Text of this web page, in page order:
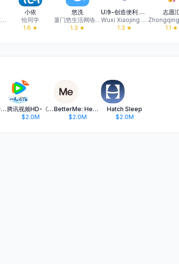
湖南嘉杰信息技术有限公司
小依
恰同学
1.6 ★
悠洗
厦门悠生活网络科技
1.3 ★
U净-创造便利 传递快乐
Wuxi Xiaojing Sharing Network Technology Co., Ltd
1.3 ★
志愿
1.1 ★
Hulu / フールー 人気ドラマや映画、アニメなどが見放題
腾讯视频HD-《一人之下6》全网独播
$2.0M
BetterMe: Health Coaching
$2.0M
Hatch Sleep
$2.0M